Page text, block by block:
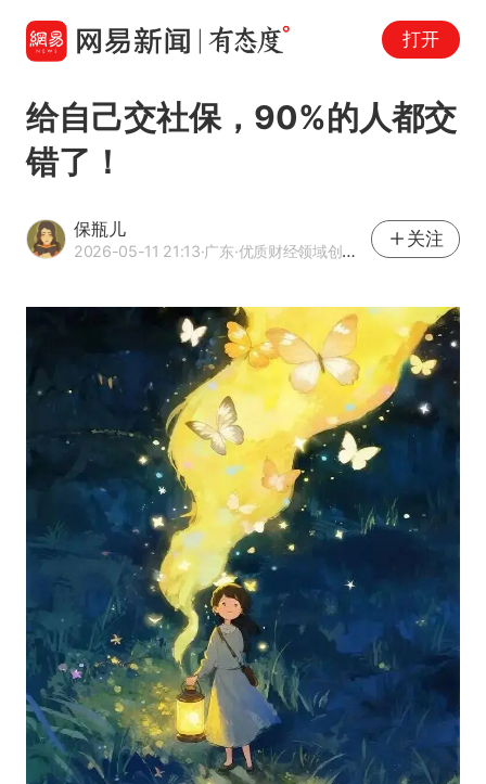
打开
给自己交社保，90%的人都交
错了！
保瓶儿
2026-05-11 21:13·广东·优质财经领域创作者
关注